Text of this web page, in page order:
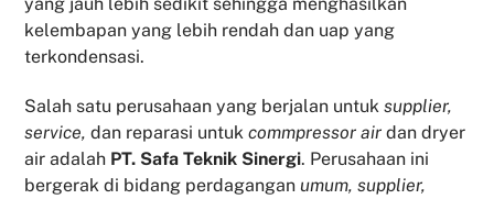
kelembapan yang lebih rendah dan uap yang
terkondensasi.
Salah satu perusahaan yang berjalan untuksupplier,
service, dan reparasi untukcommpressor air dan dryer
air adalah PT. Safa Teknik Sinergi. Perusahaan ini
bergerak di bidang perdaganganumum, supplier,